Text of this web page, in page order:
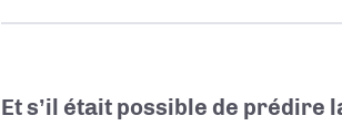
Et s’il était possible de